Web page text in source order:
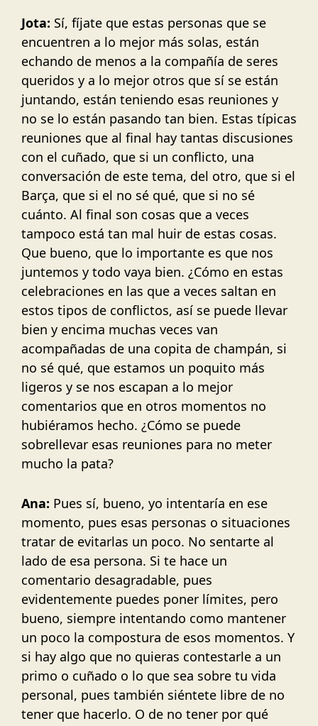
Jota: Sí, fíjate que estas personas que se
encuentren a lo mejor más solas, están
echando de menos a la compañía de seres
queridos y a lo mejor otros que sí se están
juntando, están teniendo esas reuniones y
no se lo están pasando tan bien. Estas típicas
reuniones que al final hay tantas discusiones
con el cuñado, que si un conflicto, una
conversación de este tema, del otro, que si el
Barça, que si el no sé qué, que si no sé
cuánto. Al final son cosas que a veces
tampoco está tan mal huir de estas cosas.
Que bueno, que lo importante es que nos
juntemos y todo vaya bien. ¿Cómo en estas
celebraciones en las que a veces saltan en
estos tipos de conflictos, así se puede llevar
bien y encima muchas veces van
acompañadas de una copita de champán, si
no sé qué, que estamos un poquito más
ligeros y se nos escapan a lo mejor
comentarios que en otros momentos no
hubiéramos hecho. ¿Cómo se puede
sobrellevar esas reuniones para no meter
mucho la pata?
Ana: Pues sí, bueno, yo intentaría en ese
momento, pues esas personas o situaciones
tratar de evitarlas un poco. No sentarte al
lado de esa persona. Si te hace un
comentario desagradable, pues
evidentemente puedes poner límites, pero
bueno, siempre intentando como mantener
un poco la compostura de esos momentos. Y
si hay algo que no quieras contestarle a un
primo o cuñado o lo que sea sobre tu vida
personal, pues también siéntete libre de no
tener que hacerlo. O de no tener por qué